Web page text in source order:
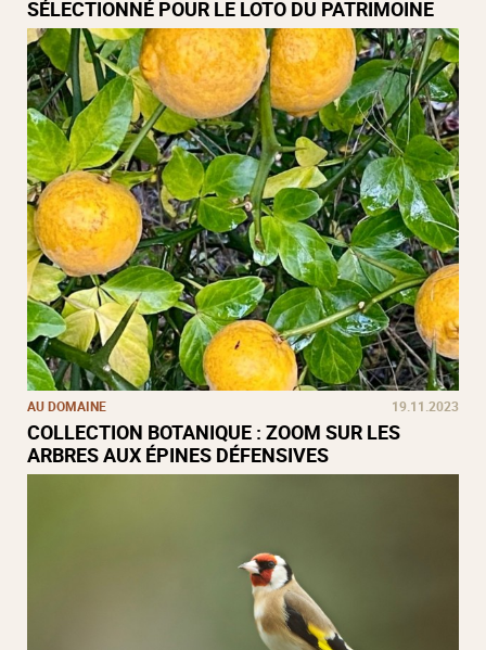
SÉLECTIONNÉ POUR LE LOTO DU PATRIMOINE
AU DOMAINE 19.11.2023
COLLECTION BOTANIQUE : ZOOM SUR LES
ARBRES AUX ÉPINES DÉFENSIVES